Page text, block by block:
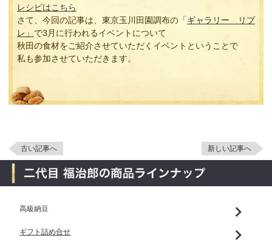
レシピはこちら
さて、今回の記事は、東京玉川田園調布の「ギャラリー リブ
レ」 で3月に行われるイベントについて
秋田の食材をご紹介させていただくイベントということで
私も参加させていただきます。
古い記事へ 新しい記事へ
高級納豆
ギフト詰め合せ